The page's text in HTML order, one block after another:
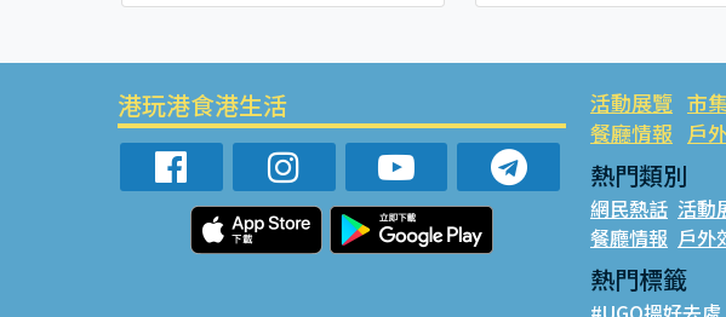
港玩港食港生活 活動展覽 市
餐廳情報 戶
熱門類別
網民熱話 活動
餐廳情報 戶外
熱門標籤